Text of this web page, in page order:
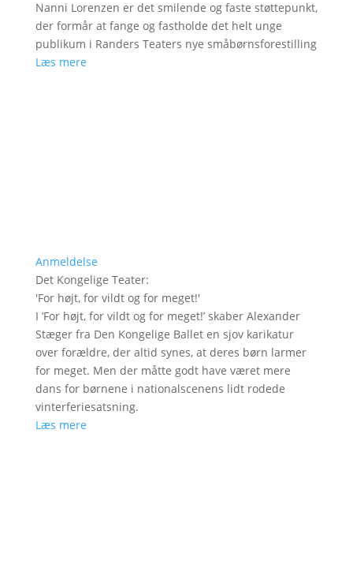
Nanni Lorenzen er det smilende og faste støttepunkt,
der formår at fange og fastholde det helt unge
publikum i Randers Teaters nye småbørnsforestilling
Læs mere
Anmeldelse
Det Kongelige Teater:
'For højt, for vildt og for meget!'
I ’For højt, for vildt og for meget!’ skaber Alexander
Stæger fra Den Kongelige Ballet en sjov karikatur
over forældre, der altid synes, at deres børn larmer
for meget. Men der måtte godt have været mere
dans for børnene i nationalscenens lidt rodede
vinterferiesatsning.
Læs mere